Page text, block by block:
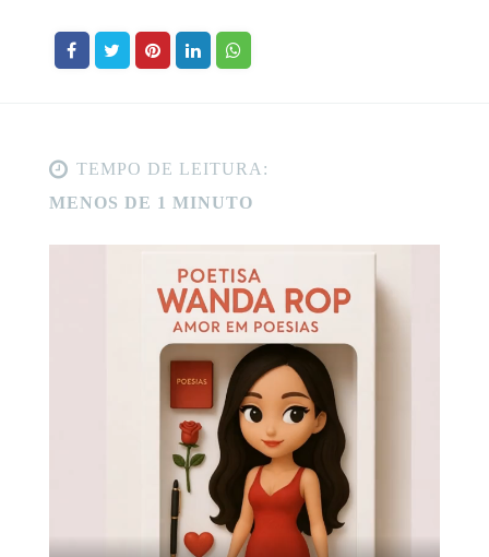
TEMPO DE LEITURA:
MENOS DE 1 MINUTO